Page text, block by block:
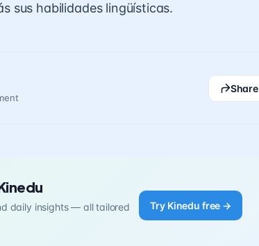
sus habilidades lingüísticas.
Share
daily insights — all tailored
Try Kinedu free →